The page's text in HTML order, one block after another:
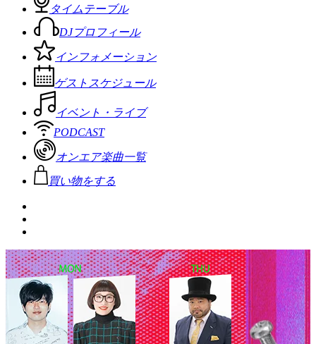
タイムテーブル
DJプロフィール
インフォメーション
ゲストスケジュール
イベント・ライブ
PODCAST
オンエア楽曲一覧
買い物をする